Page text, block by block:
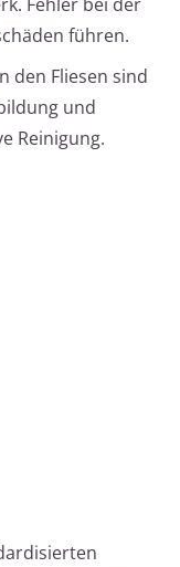
führen.
den Fliesen sind
und
Reinigung.